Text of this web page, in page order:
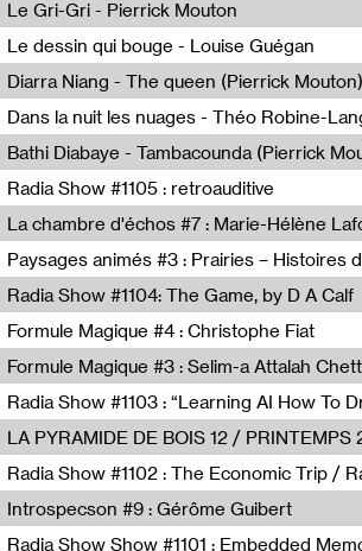
Le Gri-Gri - Pierrick Mouton
Pierrick Mouton
Le dessin qui bouge - Louise Guégan
Louise Guégan
Diarra Niang - The queen (Pierrick Mouton)
Pierrick Mouton,Diarra Niang
Théo Robine-Langlois,LD Beat
Pierrick Mouton,Bathi Diabaye
Radia Show #1105 : retroauditive
Soundart Radio
La chambre d'échos #7 : Marie-Hélène
Revue Les Chambres,Marie-Hélène Lafon
Anne Simon
Radia Show #1104: The Game, by D A Calf
Radio One NZ
Formule Magique #4 : Christophe Fiat
Nathalie Lacroix
Nathalie Lacroix,Selim-a Attalah Chettaoui
Radio Campus Bruxelles
Sammy Stein
Radio Grenouille
Introspecson #9 : Gérôme Guibert
Pierre Henry,Gérôme Guibert